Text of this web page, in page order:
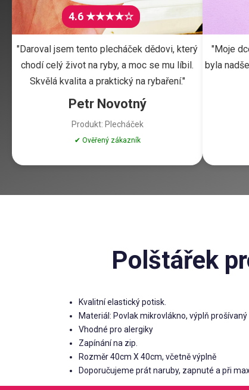
4.6 ★★★★☆
"Daroval jsem tento plecháček dědovi, který
chodí celý život na ryby, a moc se mu líbil.
Skvělá kvalita a praktický na rybaření."
Petr Novotný
Produkt: Plecháček
✔ Ověřený zákazník
"Moje
byla
Polštářek
Kvalitní elastický potisk.
Materiál: Povlak mikrovlákno, výplň
Vhodné pro alergiky
Zapínání na zip.
Rozměr 40cm X 40cm, včetně výplně
Doporučujeme prát naruby, zapnuté a při